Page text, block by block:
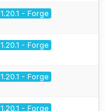
1.20.1 - Forge
1.20.1 - Forge
1.20.1 - Forge
1.20.1 - Forge